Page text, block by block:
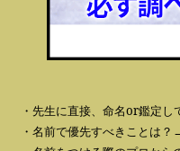
・先生に直接、命名or鑑定
・名前で優先すべきことは？